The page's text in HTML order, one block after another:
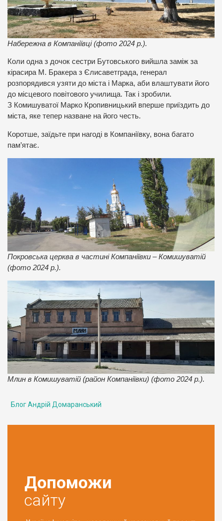
Набережна в Компаніївці (фото 2024 р.).
Коли одна з дочок сестри Бутовського вийшла заміж за
кірасира М. Бракера з Єлисаветграда, генерал
розпорядився узяти до міста і Марка, аби влаштувати його
до місцевого повітового училища. Так і зробили.
З Комишуватої Марко Кропивницький вперше приїздить до
міста, яке тепер назване на його честь.
Коротше, заїдьте при нагоді в Компаніївку, вона багато
пам’ятає.
Покровська церква в частині Компаніївки – Комишуватій
(фото 2024 р.).
Млин в Комишуватій (район Компаніївки) (фото 2024 р.).
Блог Андрій Домаранський
Допоможи
сайту